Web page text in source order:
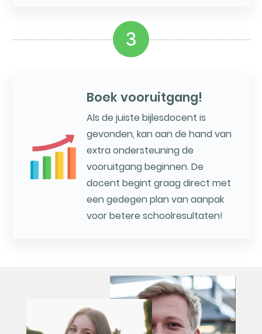
3
Boek vooruitgang!
Als de juiste bijlesdocent is
gevonden, kan aan de hand van
extra ondersteuning de
vooruitgang beginnen. De
docent begint graag direct met
een gedegen plan van aanpak
voor betere schoolresultaten!